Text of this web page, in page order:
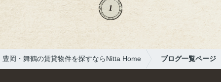
から安全運転を心がけておりましたが、改め
て交通安全の重要性を痛感しております。皆
様におかれましても、どうかお気をつけてお
過ごしください。今後も変わらぬご厚情を賜
りますよう、何卒よろしくお願い申し上げま
1
豊岡・舞鶴の賃貸物件を探すならNitta Home ブログ一覧ページ